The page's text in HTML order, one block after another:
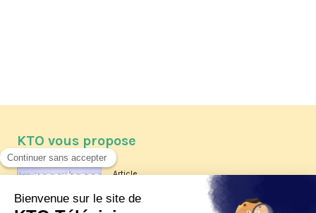
KTO vous propose
Article
Les reportages d'été 2026 de KTO